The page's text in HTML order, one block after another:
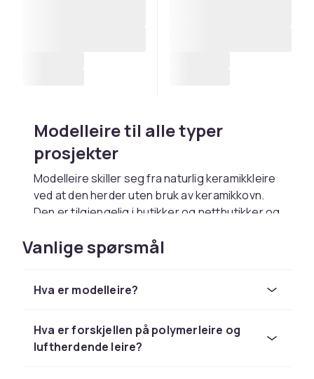
Modelleire til alle typer
prosjekter
Modelleire skiller seg fra naturlig keramikkleire
ved at den herder uten bruk av keramikkovn.
Den er tilgjengelig i butikker og nettbutikker og
materiale for alle aldersgrupper. Modelleire
passer til prosjekter som skulpturer, figurer,
Ovnsherdende modelleire, ofte kalt
polymerleire, herder i en vanlig stekeovn ved
Vanlige spørsmål
Hva er modelleire?
Hva er forskjellen på polymerleire og
luftherdende leire?